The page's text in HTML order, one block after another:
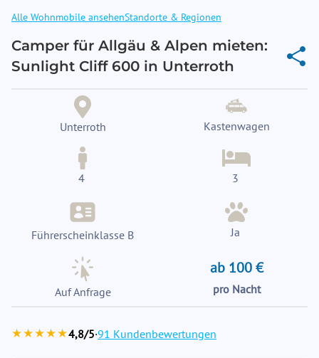
Alle Wohnmobile ansehenStandorte & Regionen
Camper für Allgäu & Alpen mieten:
Sunlight Cliff 600 in Unterroth
Unterroth Kastenwagen
4 3
Führerscheinklasse B Ja
Auf Anfrage
ab 100 €
pro Nacht
★★★★★4,8/5·91 Kundenbewertungen